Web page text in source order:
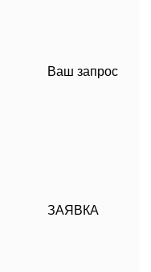
Ваш запрос
ЗАЯВКА